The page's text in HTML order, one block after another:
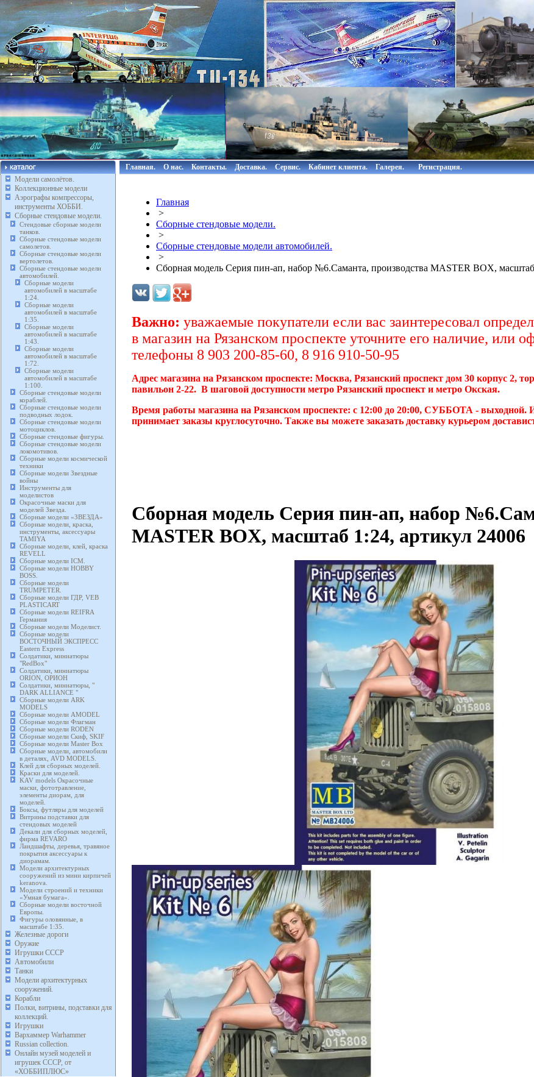
Модели самолётов.
Коллекционные модели
Аэрографы компрессоры,
инструменты ХОББИ.
Сборные стендовые модели.
Стендовые сборные модели
танков.
Сборные стендовые модели
самолетов.
Сборные стендовые модели
вертолетов.
Сборные стендовые модели
автомобилей.
Сборные модели
автомобилей в масштабе
1:24.
Сборные модели
автомобилей в масштабе
1:35.
Сборные модели
автомобилей в масштабе
1:43.
Сборные модели
автомобилей в масштабе
1:72.
Сборные модели
автомобилей в масштабе
1:100.
Сборные стендовые модели
кораблей.
Сборные стендовые модели
подводных лодок.
Сборные стендовые модели
мотоциклов.
Сборные стендовые фигуры.
Сборные стендовые модели
локомотивов.
Сборные модели космической
техники
Сборные модели Звездные
войны
Инструменты для
моделистов
Окрасочные маски для
моделей Звезда.
Сборные модели «ЗВЕЗДА»
Сборные модели, краска,
инструменты, аксессуары
TAMIYA
Сборные модели, клей, краска
REVELL
Сборные модели ICM.
Сборные модели HOBBY
BOSS.
Сборные модели
TRUMPETER.
Сборные модели ГДР, VEB
PLASTICART
Сборные модели REIFRA
Германия
Сборные модели Моделист.
Сборные модели
ВОСТОЧНЫЙ ЭКСПРЕСС
Eastern Express
Солдатики, миниатюры
"RedBox"
Солдатики, миниатюры
ORION, ОРИОН
Солдатики, миниатюры, "
DARK ALLIANCE "
Сборные модели ARK
MODELS
Сборные модели AMODEL
Сборные модели Флагман
Сборные модели RODEN
Сборные модели Скиф, SKIF
Сборные модели Master Box
Сборные модели, автомобили
в деталях, AVD MODELS.
Клей для сборных моделей.
Краски для моделей.
KAV models Окрасочные
маски, фототравление,
элементы диорам, для
моделей.
Боксы, футляры для моделей
Витрины подставки для
стендовых моделей
Декали для сборных моделей,
фирма REVARO
Ландшафты, деревья, травяное
покрытия аксессуары к
диорамам.
Модели архитектурных
сооружений из мини кирпичей
keranova.
Модели строений и техники
«Умная бумага».
Сборные модели восточной
Европы.
Фигуры оловянные, в
масштабе 1:35.
Железные дороги
Оружие
Игрушки СССР
Автомобили
Танки
Модели архитектурных
сооружений.
Корабли
Полки, витрины, подставки для
коллекций.
Игрушки
Вархаммер Warhammer
Russian collection.
Онлайн музей моделей и
игрушек СССР, от
«ХОББИПЛЮС»
Главная. О нас. Контакты. Доставка. Сервис. Кабинет клиента. Галерея. Регистрация.
Главная
>
Сборные стендовые модели.
>
Сборные стендовые модели автомобилей.
>
Сборная модель Серия пин-ап, набор №6.Саманта, производства MASTER BOX,
Важно: уважаемые покупатели если вас заинтересовал
в магазин на Рязанском проспекте уточните его наличие, или
телефоны 8 903 200-85-60, 8 916 910-50-95
Адрес магазина на Рязанском проспекте: Москва, Рязанский проспект дом 30 корпус 2,
павильон 2-22. В шаговой доступности метро Рязанский проспект и метро Окская.
Время работы магазина на Рязанском проспекте: с 12:00 до 20:00, СУББОТА - выходной.
принимает заказы круглосуточно. Также вы можете заказать доставку курьером
Сборная модель Серия пин-ап, набор
MASTER BOX, масштаб 1:24, артикул 24006